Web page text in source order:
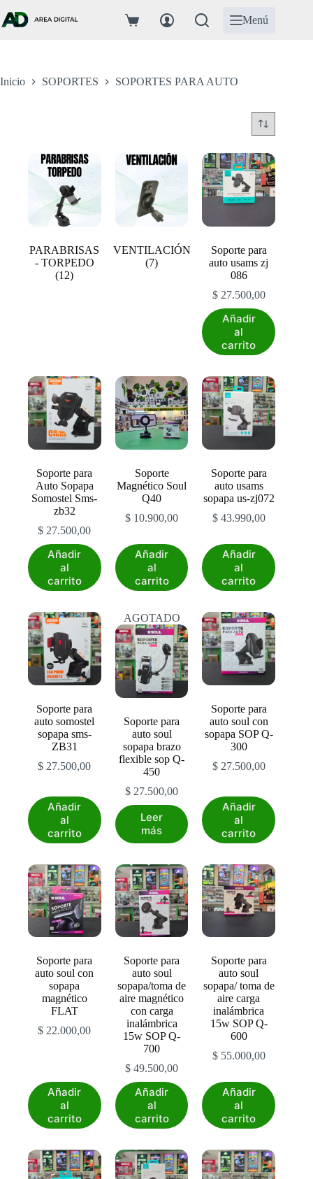
al
contenido
Carro
Menú
Inicio SOPORTES SOPORTES PARA AUTO
PARABRISAS
- TORPEDO
(12)
VENTILACIÓN
(7)
Soporte para
auto usams zj
086
$27.500,00
Añadir
al
carrito
Soporte para
Auto Sopapa
Somostel Sms-
zb32
$ 27.500,00
Añadir
al
carrito
Soporte
Magnético Soul
Q40
$ 10.900,00
Añadir
al
carrito
Soporte para
auto usams
sopapa us-zj072
$43.990,00
Añadir
al
carrito
Soporte para
auto somostel
sopapa sms-
ZB31
$ 27.500,00
Añadir
al
carrito
AGOTADO
Soporte para
auto soul
sopapa brazo
flexible sop Q-
450
$ 27.500,00
Leer
más
Soporte para
auto soul con
sopapa SOP Q-
300
$27.500,00
Añadir
al
carrito
Soporte para
auto soul con
sopapa
magnético
FLAT
$ 22.000,00
Añadir
al
carrito
Soporte para
auto soul
sopapa/toma de
aire magnético
con carga
inalámbrica
15w SOP Q-
700
$ 49.500,00
Añadir
al
carrito
Soporte para
auto soul
sopapa/ toma de
aire carga
inalámbrica
15w SOP Q-
600
$55.000,00
Añadir
al
carrito